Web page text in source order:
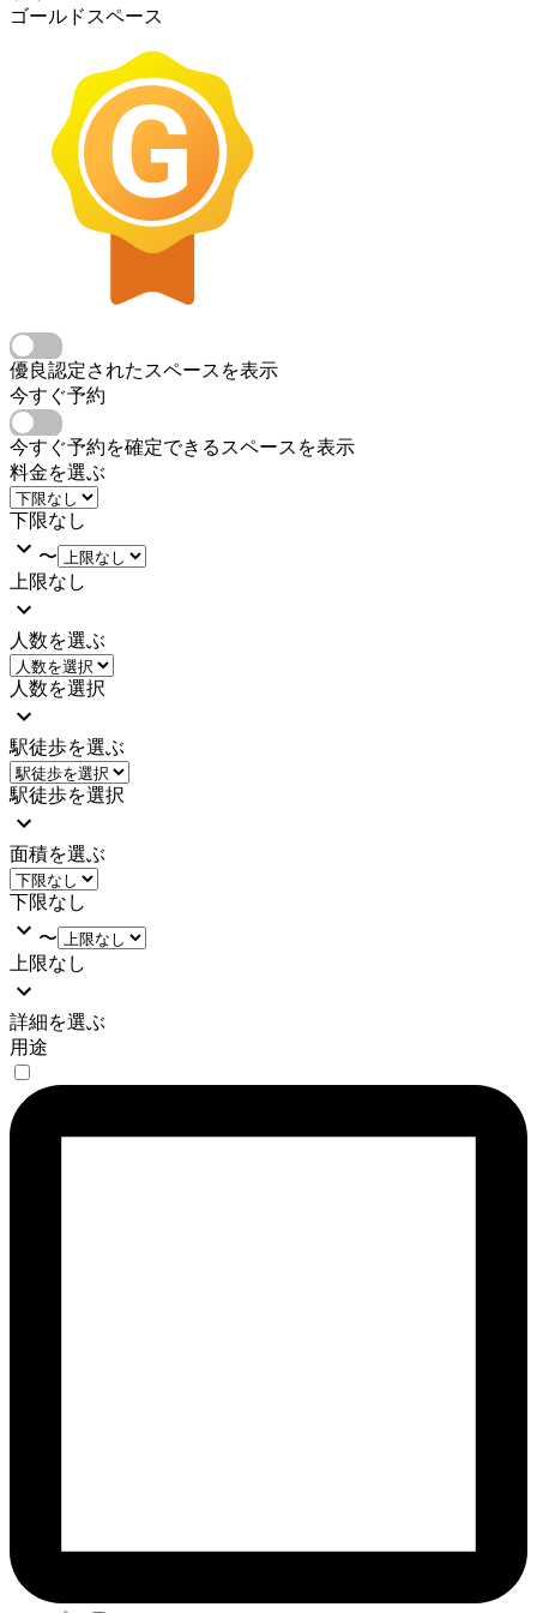
ゴールドスペース
優良認定されたスペースを表示
今すぐ予約
今すぐ予約を確定できるスペースを表示
料金を選ぶ
下限なし
〜
上限なし
人数を選ぶ
人数を選択
駅徒歩を選ぶ
駅徒歩を選択
面積を選ぶ
下限なし
〜
上限なし
詳細を選ぶ
用途